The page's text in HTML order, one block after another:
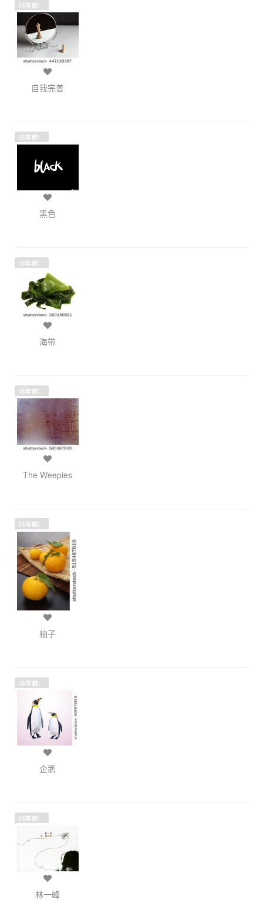
15年前：
自我完善
15年前：
黑色
15年前：
海带
15年前：
The Weepies
15年前：
柚子
15年前：
企鹅
15年前：
林一峰